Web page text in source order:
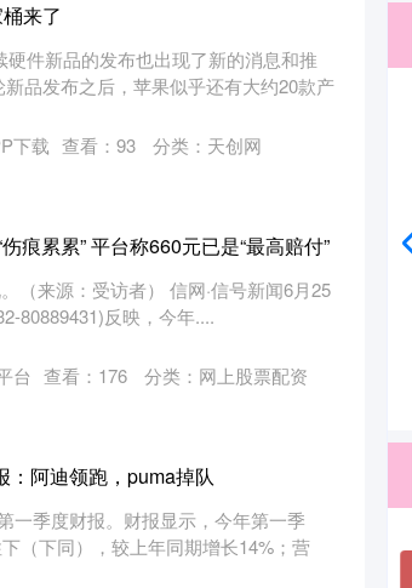
来了
件新品的发布也出现了新的消息和推
品发布之后，苹果似乎还有大约20款产
下载 查看： 93 分类： 天创网
痕累累” 平台称660元已是“最高赔付”
（来源：受访者） 信网·信号新闻6月25
80889431)反映，今年....
台 查看： 176 分类： 网上股票配资
：阿迪领跑，puma掉队
一季度财报。财报显示，今年第一季
（下同），较上年同期增长14%；营